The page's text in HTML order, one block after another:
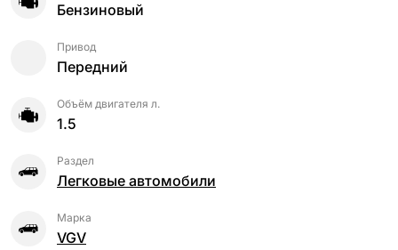
Бензиновый
Привод
Передний
Объём двигателя л.
1.5
Раздел
Легковые автомобили
Марка
VGV